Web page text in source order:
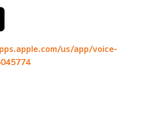
us/app/voice-